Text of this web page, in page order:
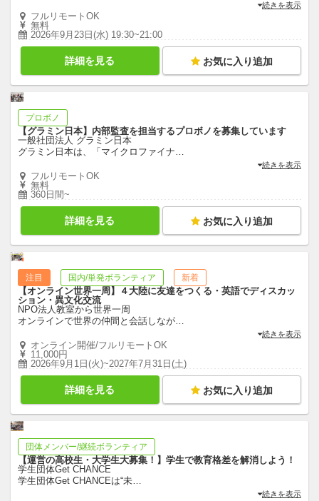
続きを表示
フルリモートOK
無料
2026年9月23日(水) 19:30~21:00
詳細を見る お気に入り追加
プロボノ
【グラミン日本】内部監査を担当するプロボノを募集しています
一般社団法人 グラミン日本
グラミン日本は、「マイクロファイナ…
続きを表示
フルリモートOK
無料
360日間~
詳細を見る お気に入り追加
注目 国内/単発ボランティア 新着
【オンライン世界一周】４大陸に友達をつくる・英語でディスカッ
ション・異文化交流
NPO法人教室から世界一周
オンラインで世界の仲間と会話しなが…
続きを表示
オンライン開催/フルリモートOK
11,000円
2026年9月1日(火)~2027年7月31日(土)
詳細を見る お気に入り追加
団体メンバー/継続ボランティア
【運営の高校生・大学生大募集！】学生で教育格差を解消しよう！
学生団体Get CHANCE
学生団体Get CHANCEは“未…
続きを表示